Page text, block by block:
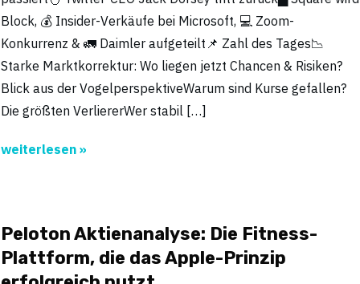
Block, 💰 Insider-Verkäufe bei Microsoft, 💻 Zoom-
Konkurrenz & 🚛 Daimler aufgeteilt📌 Zahl des Tages📉
Starke Marktkorrektur: Wo liegen jetzt Chancen & Risiken?
Blick aus der VogelperspektiveWarum sind Kurse gefallen?
Die größten VerliererWer stabil […]
weiterlesen »
Peloton Aktienanalyse: Die Fitness-
Plattform, die das Apple-Prinzip